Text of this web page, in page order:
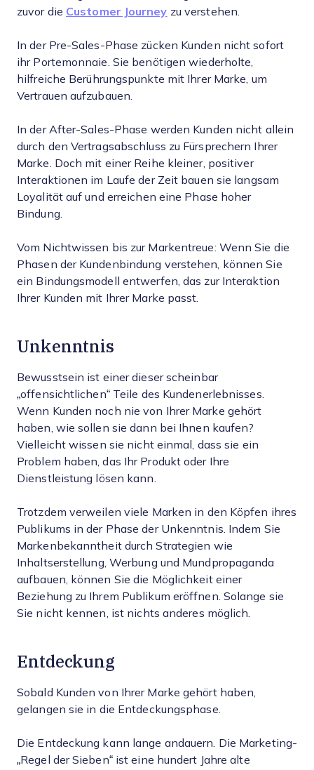
zuvor die Customer Journey zu verstehen.
In der Pre-Sales-Phase zücken Kunden nicht sofort
ihr Portemonnaie. Sie benötigen wiederholte,
hilfreiche Berührungspunkte mit Ihrer Marke, um
Vertrauen aufzubauen.
In der After-Sales-Phase werden Kunden nicht allein
durch den Vertragsabschluss zu Fürsprechern Ihrer
Marke. Doch mit einer Reihe kleiner, positiver
Interaktionen im Laufe der Zeit bauen sie langsam
Loyalität auf und erreichen eine Phase hoher
Bindung.
Vom Nichtwissen bis zur Markentreue: Wenn Sie die
Phasen der Kundenbindung verstehen, können Sie
ein Bindungsmodell entwerfen, das zur Interaktion
Ihrer Kunden mit Ihrer Marke passt.
Unkenntnis
Bewusstsein ist einer dieser scheinbar
„offensichtlichen“ Teile des Kundenerlebnisses.
Wenn Kunden noch nie von Ihrer Marke gehört
haben, wie sollen sie dann bei Ihnen kaufen?
Vielleicht wissen sie nicht einmal, dass sie ein
Problem haben, das Ihr Produkt oder Ihre
Dienstleistung lösen kann.
Trotzdem verweilen viele Marken in den Köpfen ihres
Publikums in der Phase der Unkenntnis. Indem Sie
Markenbekanntheit durch Strategien wie
Inhaltserstellung, Werbung und Mundpropaganda
aufbauen, können Sie die Möglichkeit einer
Beziehung zu Ihrem Publikum eröffnen. Solange sie
Sie nicht kennen, ist nichts anderes möglich.
Entdeckung
Sobald Kunden von Ihrer Marke gehört haben,
gelangen sie in die Entdeckungsphase.
Die Entdeckung kann lange andauern. Die Marketing-
„Regel der Sieben“ ist eine hundert Jahre alte